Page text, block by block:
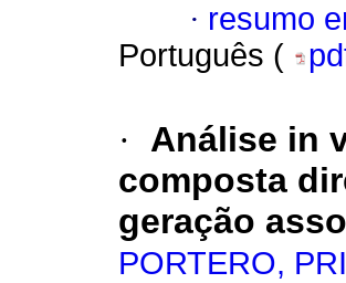
· resumo
Português (
·
Análise in
composta
geração
PORTERO,